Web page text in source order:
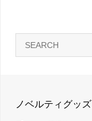
ノベルティグッズ